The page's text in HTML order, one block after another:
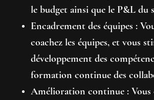
le budget ainsi que le P&L du
Encadrement des équipes :
coachez les équipes, et vous
développement des
formation continue des
Amélioration continue :